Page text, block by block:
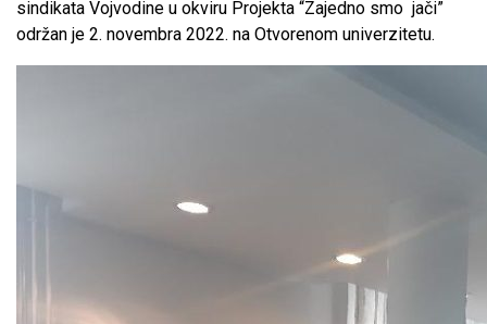
sindikata Vojvodine u okviru Projekta “Zajedno smo jači”
održan je 2. novembra 2022. na Otvorenom univerzitetu.